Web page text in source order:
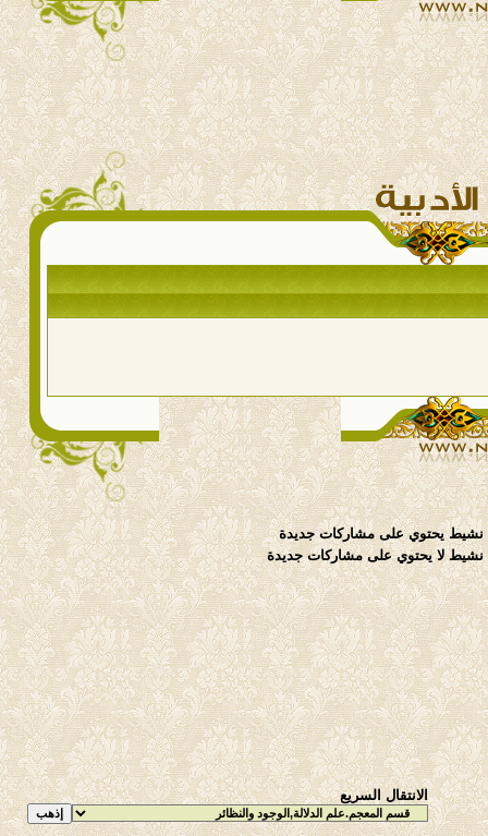
يحتوي على مشاركات جديدة
لا يحتوي على مشاركات جديدة
الانتقال السريع